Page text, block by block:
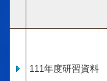
111年度研習資料